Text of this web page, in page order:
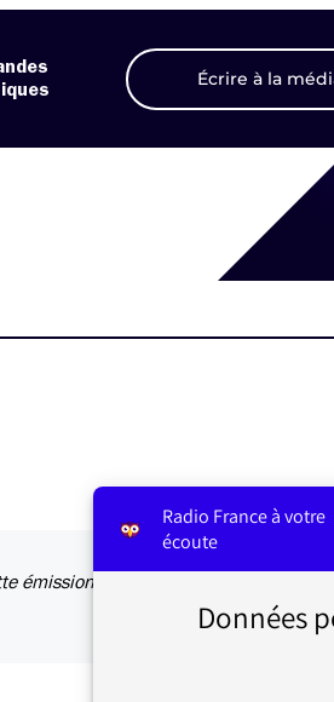
Écrire à la
émission à
Radio France à votre
écoute
Données